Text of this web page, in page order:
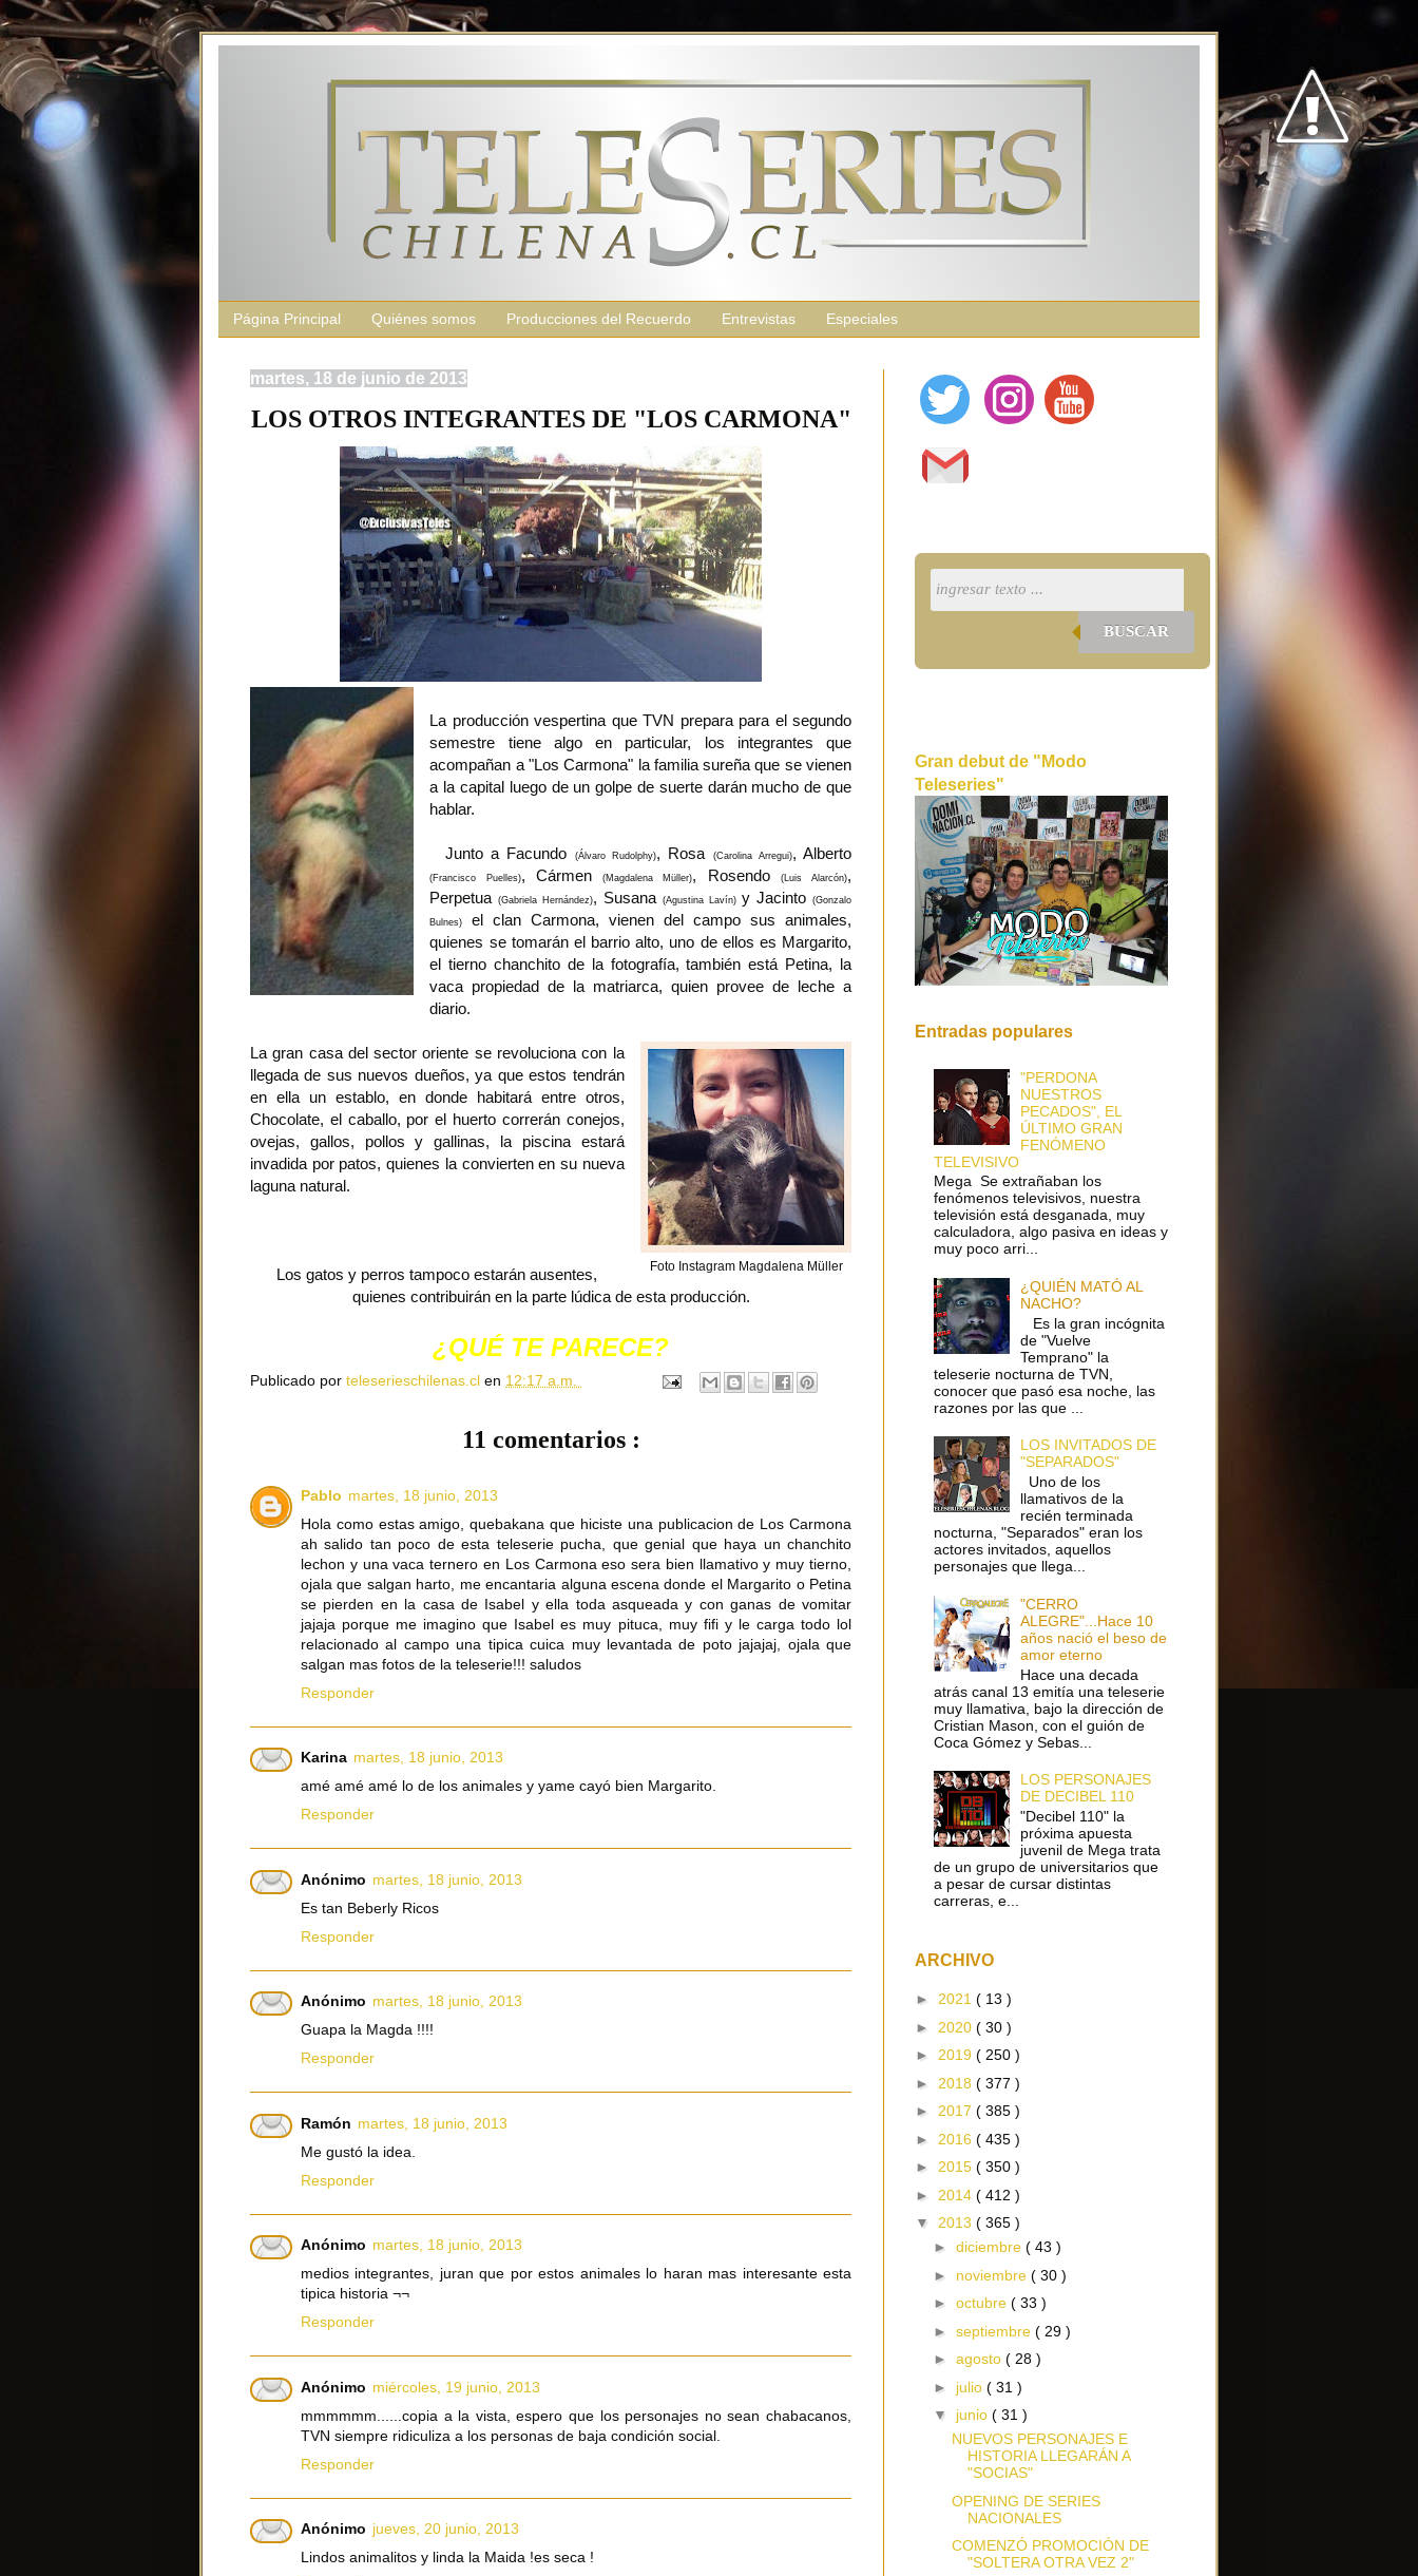
Página Principal Quiénes somos Producciones del Recuerdo Entrevistas Especiales
martes, 18 de junio de 2013
LOS OTROS INTEGRANTES DE "LOS CARMONA"
La producción vespertina que TVN prepara para el segundo
semestre tiene algo en particular, los integrantes que
acompañan a "Los Carmona" la familia sureña que se vienen
a la capital luego de un golpe de suerte darán mucho de que
hablar.
Junto a Facundo (Álvaro Rudolphy), Rosa (Carolina Arregui), Alberto
(Francisco Puelles), Cármen(Magdalena Müller), Rosendo (Luis Alarcón),
Perpetua(Gabriela Hernández), Susana (Agustina Lavín)y Jacinto(Gonzalo
Bulnes)
el clan Carmona, vienen del campo sus animales,
quienes se tomarán el barrio alto, uno de ellos es Margarito,
el tierno chanchito de la fotografía, también está Petina, la
vaca propiedad de la matriarca, quien provee de leche a
diario.
Foto Instagram Magdalena Müller
La gran casa del sector oriente se revoluciona con la
llegada de sus nuevos dueños, ya que estos tendrán
en ella un establo, en donde habitará entre otros,
Chocolate, el caballo, por el huerto correrán conejos,
ovejas, gallos, pollos y gallinas, la piscina estará
invadida por patos, quienes la convierten en su nueva
laguna natural.
Los gatos y perros tampoco estarán ausentes,
quienes contribuirán en la parte lúdica de esta producción.
¿QUÉ TE PARECE?
Publicado por teleserieschilenas.cl en 12:17 a.m.
11 comentarios :
Pablo martes, 18 junio, 2013
Hola como estas amigo, quebakana que hiciste una publicacion de Los Carmona
ah salido tan poco de esta teleserie pucha, que genial que haya un chanchito
lechon y una vaca ternero en Los Carmona eso sera bien llamativo y muy tierno,
ojala que salgan harto, me encantaria alguna escena donde el Margarito o Petina
se pierden en la casa de Isabel y ella toda asqueada y con ganas de vomitar
jajaja porque me imagino que Isabel es muy pituca, muy fifi y le carga todo lol
relacionado al campo una tipica cuica muy levantada de poto jajajaj, ojala que
salgan mas fotos de la teleserie!!! saludos
Responder
Karina martes, 18 junio, 2013
amé amé amé lo de los animales y yame cayó bien Margarito.
Responder
Anónimo martes, 18 junio, 2013
Es tan Beberly Ricos
Responder
Anónimo martes, 18 junio, 2013
Guapa la Magda !!!!
Responder
Ramón martes, 18 junio, 2013
Me gustó la idea.
Responder
Anónimo martes, 18 junio, 2013
medios integrantes, juran que por estos animales lo haran mas interesante esta
tipica historia ¬¬
Responder
Anónimo miércoles, 19 junio, 2013
mmmmmm......copia a la vista, espero que los personajes no sean chabacanos,
TVN siempre ridiculiza a los personas de baja condición social.
Responder
Anónimo jueves, 20 junio, 2013
Lindos animalitos y linda la Maida !es seca !
BUSCAR
Gran debut de "Modo
Teleseries"
Entradas populares
"PERDONA
NUESTROS
PECADOS", EL
ÚLTIMO GRAN
FENÓMENO
TELEVISIVO
Mega Se extrañaban los
fenómenos televisivos, nuestra
televisión está desganada, muy
calculadora, algo pasiva en ideas y
muy poco arri...
¿QUIÉN MATÓ AL
NACHO?
Es la gran incógnita
de "Vuelve
Temprano" la
teleserie nocturna de TVN,
conocer que pasó esa noche, las
razones por las que ...
LOS INVITADOS DE
"SEPARADOS"
Uno de los
llamativos de la
recién terminada
nocturna, "Separados" eran los
actores invitados, aquellos
personajes que llega...
"CERRO
ALEGRE"...Hace 10
años nació el beso de
amor eterno
Hace una decada
atrás canal 13 emitía una teleserie
muy llamativa, bajo la dirección de
Cristian Mason, con el guión de
Coca Gómez y Sebas...
LOS PERSONAJES
DE DECIBEL 110
"Decibel 110" la
próxima apuesta
juvenil de Mega trata
de un grupo de universitarios que
a pesar de cursar distintas
carreras, e...
ARCHIVO
► 2021 ( 13 )
► 2020 ( 30 )
► 2019 ( 250 )
► 2018 ( 377 )
► 2017 ( 385 )
► 2016 ( 435 )
► 2015 ( 350 )
► 2014 ( 412 )
▼ 2013 ( 365 )
► diciembre ( 43 )
► noviembre ( 30 )
► octubre ( 33 )
► septiembre ( 29 )
► agosto ( 28 )
► julio ( 31 )
▼ junio ( 31 )
NUEVOS PERSONAJES E
HISTORIA LLEGARÁN A
"SOCIAS"
OPENING DE SERIES
NACIONALES
COMENZÓ PROMOCIÓN DE
"SOLTERA OTRA VEZ 2"